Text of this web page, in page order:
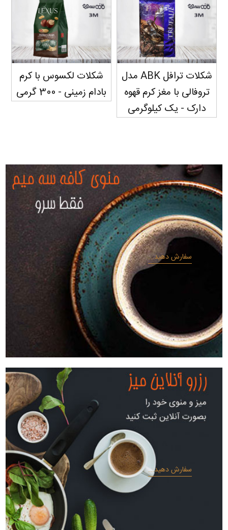
شکلات ترافل ABK مدل
تروفالی با مغز کرم قهوه
دارک - یک کیلوگرمی
شکلات لکسوس با کرم
بادام زمینی - 300 گرمی
سفارش دهید...
سفارش دهید...